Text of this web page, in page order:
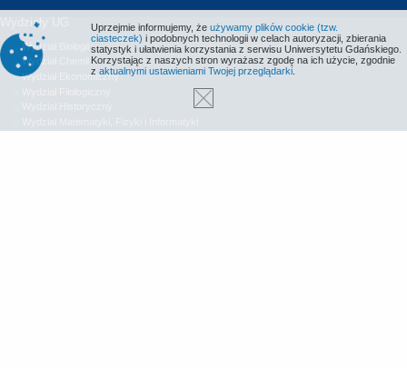
Wydziały UG
Wydział Biologii
Wydział Chemii
Wydział Ekonomiczny
Uprzejmie informujemy, że używamy plików cookie (tzw.
ciasteczek) i podobnych technologii w celach autoryzacji, zbierania
statystyk i ułatwienia korzystania z serwisu Uniwersytetu Gdańskiego.
Korzystając z naszych stron wyrażasz zgodę na ich użycie, zgodnie
z aktualnymi ustawieniami Twojej przeglądarki